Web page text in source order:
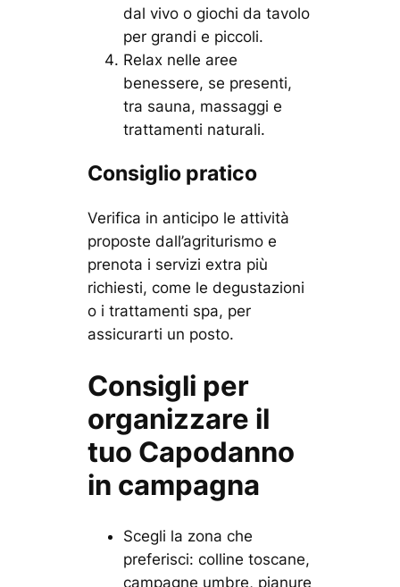
dal vivo o giochi da tavolo
per grandi e piccoli.
Relax nelle aree
benessere, se presenti,
tra sauna, massaggi e
trattamenti naturali.
Consiglio pratico
Verifica in anticipo le attività
proposte dall’agriturismo e
prenota i servizi extra più
richiesti, come le degustazioni
o i trattamenti spa, per
assicurarti un posto.
Consigli per
organizzare il
tuo Capodanno
in campagna
Scegli la zona che
preferisci: colline toscane,
campagne umbre, pianure